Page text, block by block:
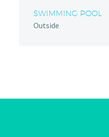
SWIMMING POOL
Outside